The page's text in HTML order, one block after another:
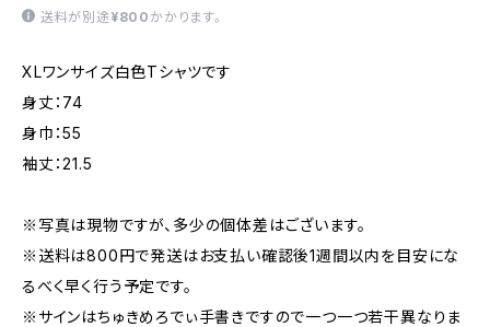
送料が別途 ¥800 かかります。
XLワンサイズ白色Tシャツです
身丈：74
身巾：55
袖丈：21.5
※写真は現物ですが、多少の個体差はございます。
※送料は800円で発送はお支払い確認後1週間以内を目安にな
るべく早く行う予定です。
※サインはちゅきめろでぃ手書きですので一つ一つ若干異なりま